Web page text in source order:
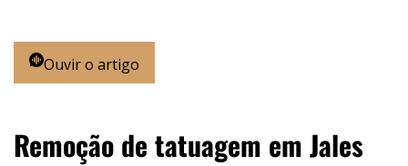
Ouvir o artigo
Remoção de tatuagem em Jales